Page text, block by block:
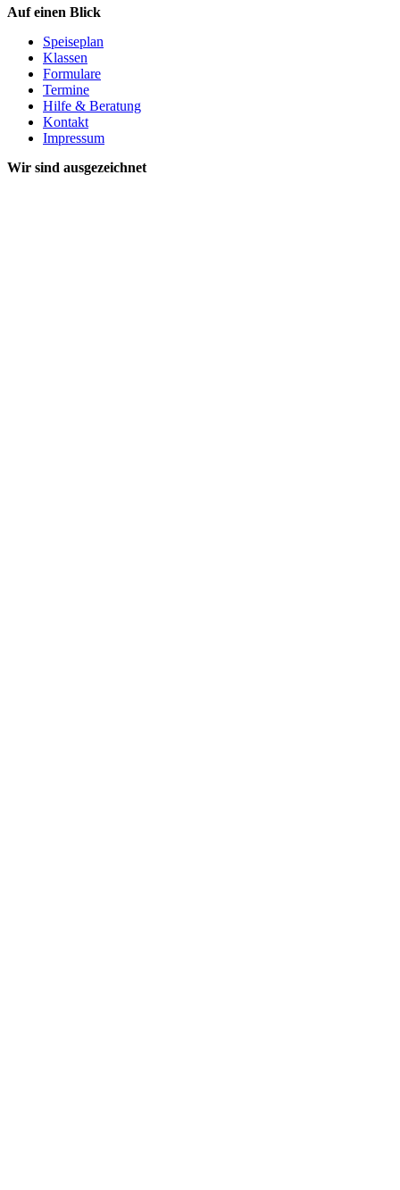
Auf einen Blick
Speiseplan
Klassen
Formulare
Termine
Hilfe & Beratung
Kontakt
Impressum
Wir sind ausgezeichnet